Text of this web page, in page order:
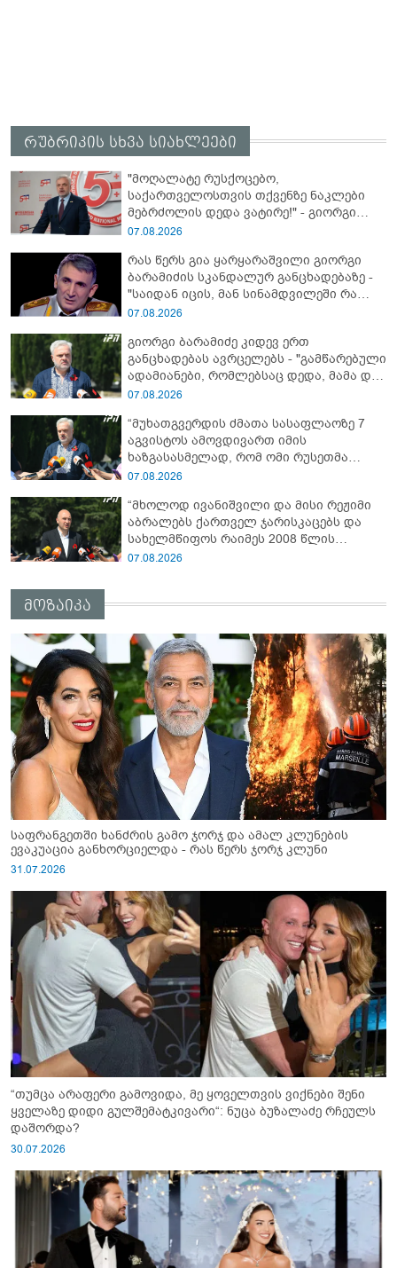
რუბრიკის სხვა სიახლეები
"მოღალატე რუსქოცებო,
საქართველოსთვის თქვენზე ნაკლები
მებრძოლის დედა ვატირე!" - გიორგი
ბარამიძე
07.08.2026
რას წერს გია ყარყარაშვილი გიორგი
ბარამიძის სკანდალურ განცხადებაზე -
"საიდან იცის, მან სინამდვილეში რა
ხდებოდა, როცა ის აფხაზეთის ომში, თუ
07.08.2026
გიორგი ბარამიძე კიდევ ერთ
განცხადებას ავრცელებს - "გამწარებული
ადამიანები, რომლებსაც დედა, მამა და
ახლობლები მოუკლეს, ბრძოლისას
07.08.2026
“მუხათგვერდის ძმათა სასაფლაოზე 7
აგვისტოს ამოვდივართ იმის
ხაზგასასმელად, რომ ომი რუსეთმა
დაიწყო...“ - გიორგი ბარამიძე
07.08.2026
“მხოლოდ ივანიშვილი და მისი რეჟიმი
აბრალებს ქართველ ჯარისკაცებს და
სახელმწიფოს რაიმეს 2008 წლის
აგვისტოს ომში“ - ირაკლი
07.08.2026
მოზაიკა
საფრანგეთში ხანძრის გამო ჯორჯ და ამალ კლუნების
ევაკუაცია განხორციელდა - რას წერს ჯორჯ კლუნი
31.07.2026
“თუმცა არაფერი გამოვიდა, მე ყოველთვის ვიქნები შენი
ყველაზე დიდი გულშემატკივარი“: ნუცა ბუზალაძე რჩეულს
დაშორდა?
30.07.2026